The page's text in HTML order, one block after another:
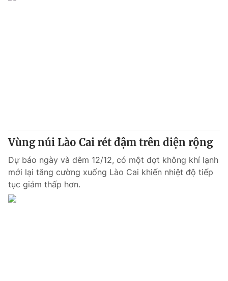
Vùng núi Lào Cai rét đậm trên diện rộng
Dự báo ngày và đêm 12/12, có một đợt không khí lạnh
mới lại tăng cường xuống Lào Cai khiến nhiệt độ tiếp
tục giảm thấp hơn.